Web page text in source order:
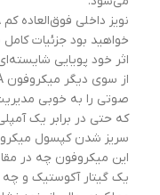
خواهید بود جزئیات
اثر خود پویایی
صوتی را به خوبی مدیریت
که حتی در برابر یک
سریز شدن کپسول
این میکروفون چه در
یک گیتار آکوستیک و چه